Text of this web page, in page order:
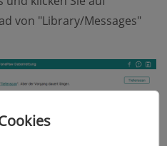
von "Library/Messages"